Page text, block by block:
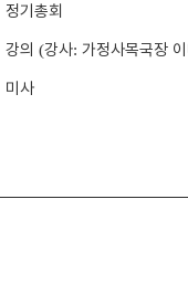
기총회
의 (강사: 가정사목국장
사